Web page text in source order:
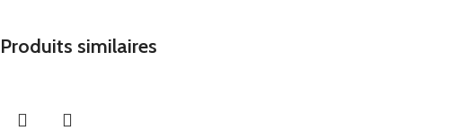
Produits similaires